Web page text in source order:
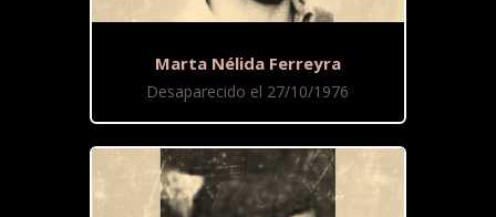
Marta Nélida Ferreyra
Desaparecido el 27/10/1976